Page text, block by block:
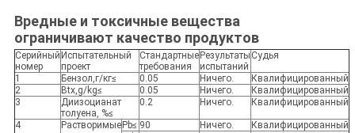
Вредные и токсичные вещества
ограничивают качество продуктов
Серийный
номер
Испытательный
проект
Стандартные
требования
Результаты
испытаний
Судья
1 Бензол,г/кг≤ 0.05 Ничего.
Квалифицированный
2
Btx,g/kg≤ 0.05 Ничего.
Квалифицированный
3
Диизоцианат
толуена, %≤
0.2 Ничего. Квалифицированный
4
РастворимыеPb≤ 90 Ничего.
Квалифицированный